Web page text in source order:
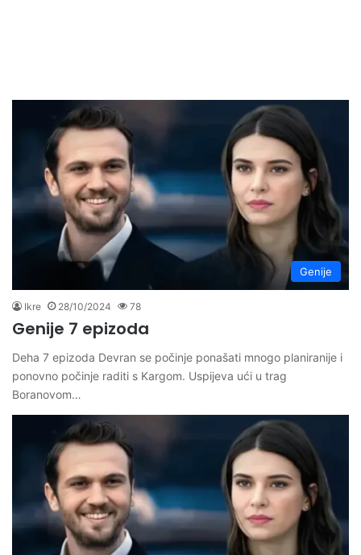
Genije
Ikre 28/10/2024 78
Genije 7 epizoda
Deha 7 epizoda Devran se počinje ponašati mnogo planiranije i
ponovno počinje raditi s Kargom. Uspijeva ući u trag
Boranovom…